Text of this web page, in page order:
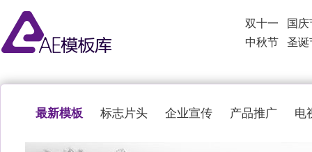
双十一
中秋节
国庆
圣诞
最新模板 标志片头 企业宣传 产品推广 电